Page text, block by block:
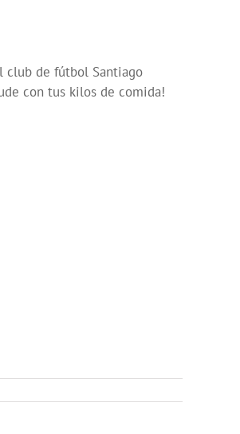
club de fútbol Santiago
con tus kilos de comida!